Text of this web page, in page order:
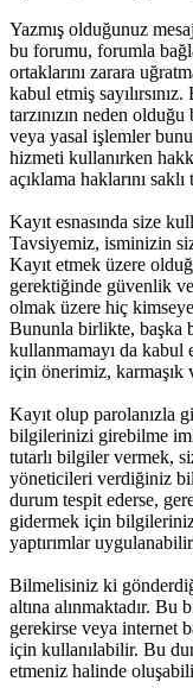
Yazmış olduğunuz
bu forumu, forumla
ortaklarını zarara
kabul etmiş
tarzınızın neden
veya yasal işlemler
hizmeti kullanırken
açıklama haklarını saklı
Kayıt esnasında size
Tavsiyemiz, isminizin
Kayıt etmek üzere
gerektiğinde güvenlik
olmak üzere hiç
Bununla birlikte, başka
kullanmamayı da kabul
için önerimiz, karmaşık
Kayıt olup parolanızla
bilgilerinizi girebilme
tutarlı bilgiler vermek,
yöneticileri verdiğiniz
durum tespit ederse,
gidermek için
yaptırımlar
Bilmelisiniz ki
altına alınmaktadır.
gerekirse veya internet
için kullanılabilir. Bu
etmeniz halinde